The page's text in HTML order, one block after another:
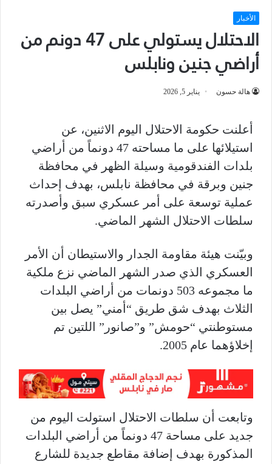
الأخبار
الاحتلال يستولي على 47 دونم من
أراضي جنين ونابلس
هالة حسون يناير 5, 2026
أعلنت حكومة الاحتلال اليوم الاثنين، عن
استيلائها على ما مساحته 47 دونماً من أراضي
بلدات الفندقومية وسيلة الظهر في محافظة
جنين وبرقة في محافظة نابلس، بهدف إحداث
عملية توسعة على أمر عسكري سبق وأصدرته
سلطات الاحتلال الشهر الماضي.
وبيّنت هيئة مقاومة الجدار والاستيطان أن الأمر
العسكري الذي صدر الشهر الماضي نزع ملكية
ما مجموعه 503 دونمات من أراضي البلدات
الثلاث بهدف شق طريق “أمني” يصل بين
مستوطنتي “حومش” و”صانور” اللتين تم
إخلاؤهما عام 2005.
وتابعت أن سلطات الاحتلال استولت اليوم من
جديد على مساحة 47 دونماً من أراضي البلدات
المذكورة بهدف إضافة مقاطع جديدة للشارع